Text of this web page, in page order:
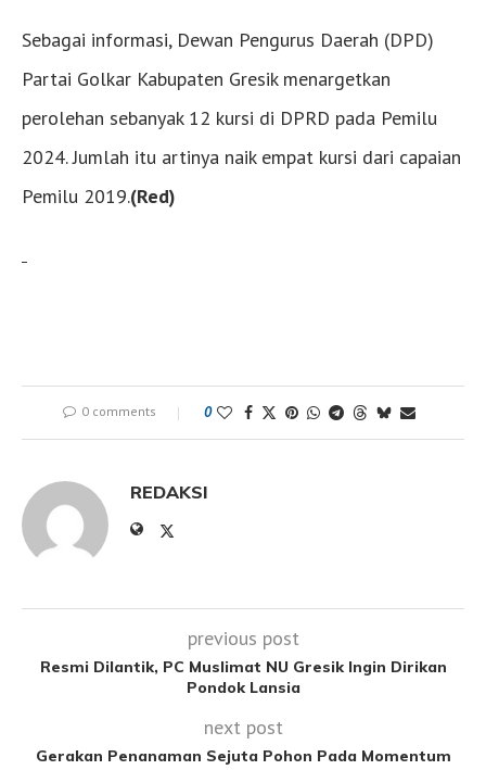
Sebagai informasi, Dewan Pengurus Daerah (DPD)
Partai Golkar Kabupaten Gresik menargetkan
perolehan sebanyak 12 kursi di DPRD pada Pemilu
2024. Jumlah itu artinya naik empat kursi dari capaian
Pemilu 2019.(Red)
0 comments 0
REDAKSI
previous post
Resmi Dilantik, PC Muslimat NU Gresik Ingin Dirikan
Pondok Lansia
next post
Gerakan Penanaman Sejuta Pohon Pada Momentum